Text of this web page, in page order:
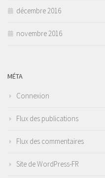
décembre 2016
novembre 2016
MÉTA
Connexion
Flux des publications
Flux des commentaires
Site de WordPress-FR